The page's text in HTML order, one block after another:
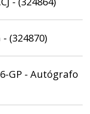
- (324870)
GP - Autógrafo